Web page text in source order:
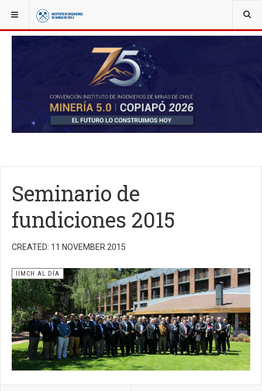
YOU ARE HERE: NOTICIAS
Seminario de
fundiciones 2015
CREATED: 11 NOVEMBER 2015
IIMCH AL DÍA